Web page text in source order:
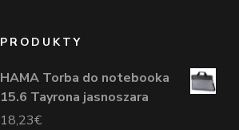
PRODUKTY
HAMA Torba do notebooka
15.6 Tayrona jasnoszara
18,23€